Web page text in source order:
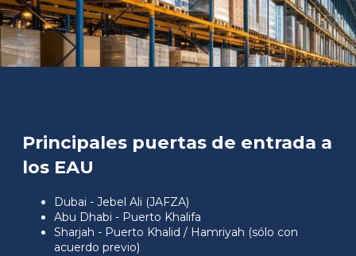
Principales puertas de entrada a
los EAU
Dubai - Jebel Ali (JAFZA)
Abu Dhabi - Puerto Khalifa
Sharjah - Puerto Khalid / Hamriyah (sólo con
acuerdo previo)